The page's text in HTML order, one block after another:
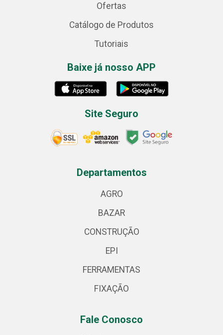
Ofertas
Catálogo de Produtos
Tutoriais
Baixe já nosso APP
Site Seguro
Departamentos
AGRO
BAZAR
CONSTRUÇÃO
EPI
FERRAMENTAS
FIXAÇÃO
Fale Conosco